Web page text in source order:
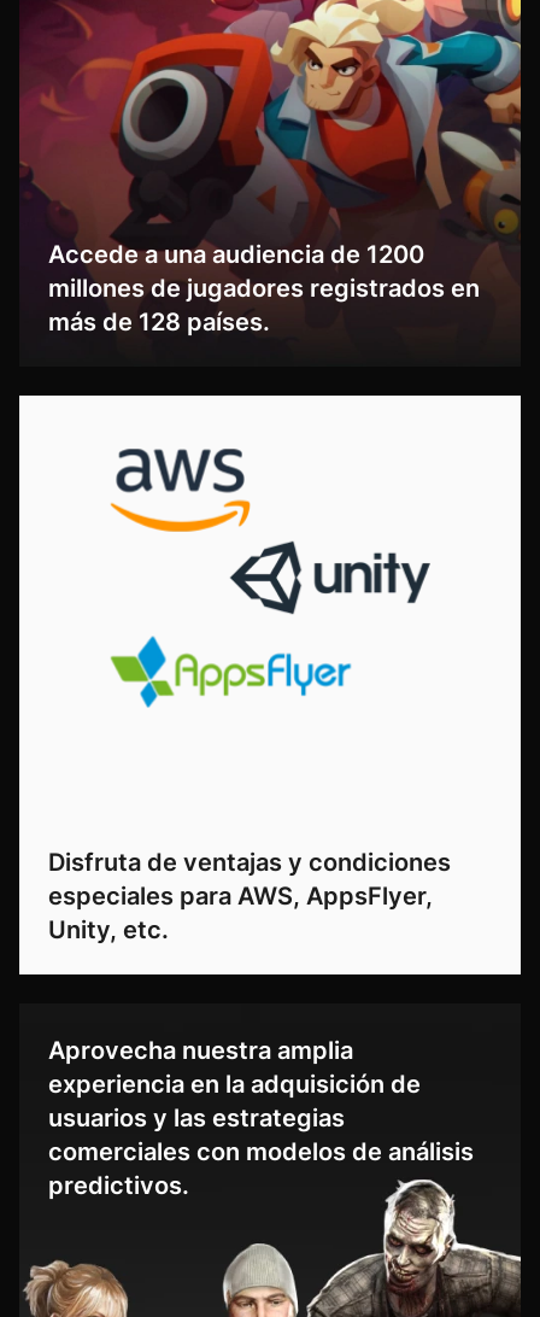
Accede a una audiencia de 1200
millones de jugadores registrados en
más de 128 países.
Disfruta de ventajas y condiciones
especiales para AWS, AppsFlyer,
Unity, etc.
Aprovecha nuestra amplia
experiencia en la adquisición de
usuarios y las estrategias
comerciales con modelos de análisis
predictivos.